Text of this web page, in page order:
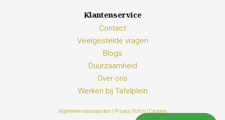
Klantenservice
Contact
Veelgestelde vragen
Blogs
Duurzaamheid
Over ons
Werken bij Tafelplein
Algemene voorwaarden | Privacy Policy | Cookies